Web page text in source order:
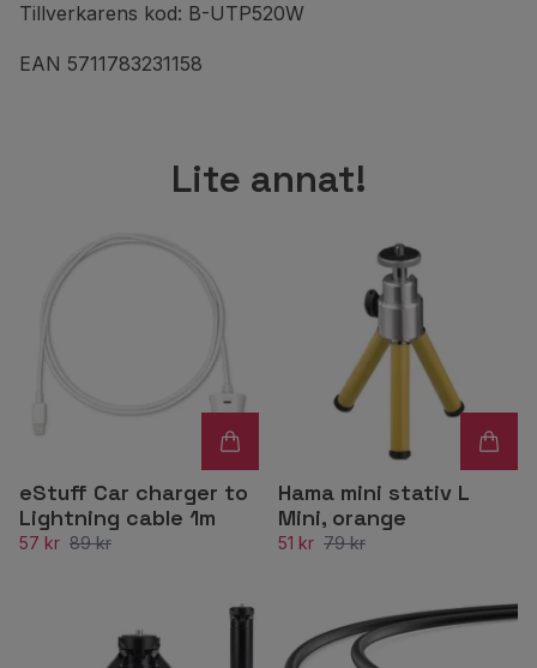
Tillverkarens kod: B-UTP520W
EAN 5711783231158
Lite annat!
eStuff Car charger to
Lightning cable 1m
57 kr 89 kr
Hama mini stativ L
Mini, orange
51 kr 79 kr